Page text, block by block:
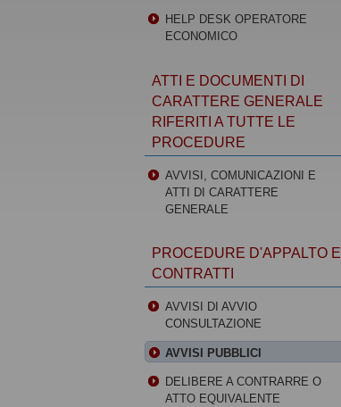
HELP DESK OPERATORE
ECONOMICO
ATTI E DOCUMENTI DI
CARATTERE GENERALE
RIFERITI A TUTTE LE
PROCEDURE
AVVISI, COMUNICAZIONI E
ATTI DI CARATTERE
GENERALE
PROCEDURE D'APPALTO E
CONTRATTI
AVVISI DI AVVIO
CONSULTAZIONE
AVVISI PUBBLICI
DELIBERE A CONTRARRE O
ATTO EQUIVALENTE